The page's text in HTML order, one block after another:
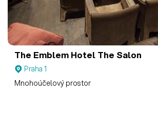
The Emblem Hotel The Salon
Praha 1
Mnohoúčelový prostor